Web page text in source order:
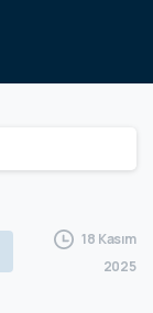
18 Kasım
2025